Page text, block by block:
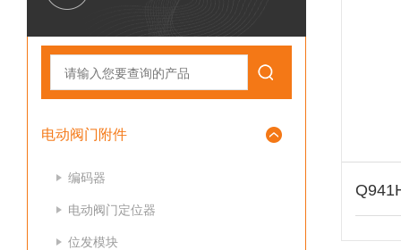
电动阀门附件
编码器
电动阀门定位器
位发模块